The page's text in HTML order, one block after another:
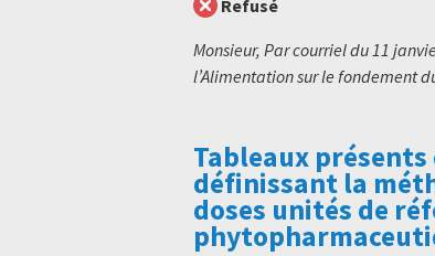
Refusé
Monsieur, Par courriel du 11
l’Alimentation sur le fondement
Tableaux
définissant la
doses unités de